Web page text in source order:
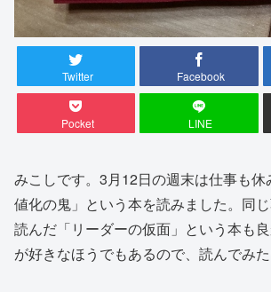
Twitter Facebook
Pocket LINE
みこしです。3月12日の週末は仕事も
値化の鬼」という本を読みました。同
読んだ「リーダーの仮面」という本も
が好きなほうでもあるので、読んでみた